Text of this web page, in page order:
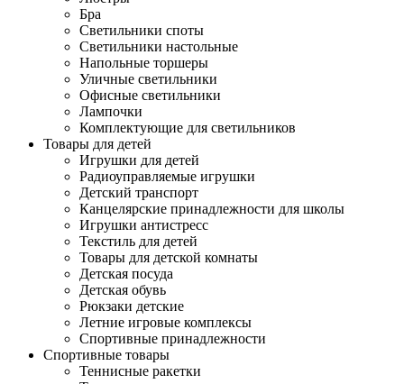
Бра
Светильники споты
Светильники настольные
Напольные торшеры
Уличные светильники
Офисные светильники
Лампочки
Комплектующие для светильников
Товары для детей
Игрушки для детей
Радиоуправляемые игрушки
Детский транспорт
Канцелярские принадлежности для школы
Игрушки антистресс
Текстиль для детей
Товары для детской комнаты
Детская посуда
Детская обувь
Рюкзаки детские
Летние игровые комплексы
Спортивные принадлежности
Спортивные товары
Теннисные ракетки